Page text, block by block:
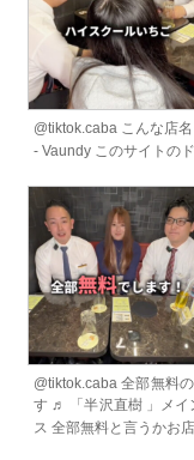
@tiktok.caba こんな店
- Vaundy このサイトの
@tiktok.caba 全部無料
す ♬ 「半沢直樹 」メイ
ス 全部無料と言うかお